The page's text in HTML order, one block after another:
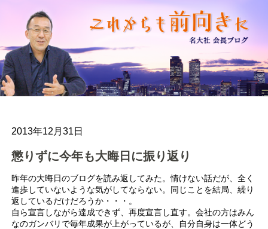
2013年12月31日
懲りずに今年も大晦日に振り返り
昨年の大晦日のブログを読み返してみた。情けない話だが、全く
進歩していないような気がしてならない。同じことを結局、繰り
返しているだけだろうか・・・。
自ら宣言しながら達成できず、再度宣言し直す。会社の方はみん
なのガンバリで毎年成果が上がっているが、自分自身は一体どう